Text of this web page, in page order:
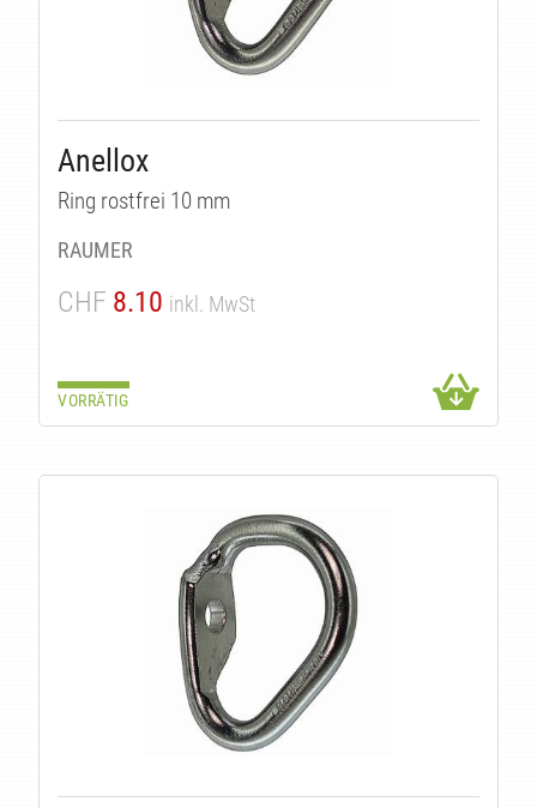
Anellox
Ring rostfrei 10 mm
RAUMER
CHF 8.10 inkl. MwSt
VORRÄTIG